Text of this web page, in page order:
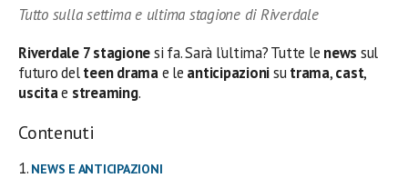
Tutto sulla settima e ultima stagione di Riverdale
Riverdale 7 stagionesi fa. Sarà l’ultima? Tutte le news sul
futuro delteen dramae le anticipazionisutrama,cast,
uscitae streaming.
Contenuti
NEWS E ANTICIPAZIONI